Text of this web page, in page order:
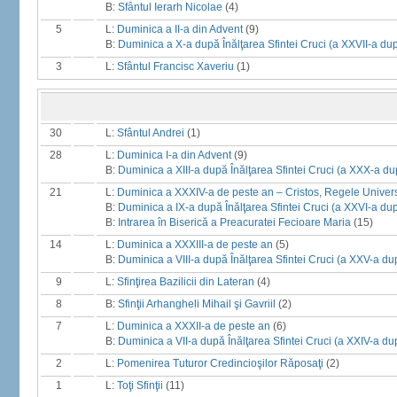
B: Sfântul Ierarh Nicolae (4)
5
L: Duminica a II-a din Advent(9)
B: Duminica a X-a după Înălţarea Sfintei Cruci (a XXVII-a
3
L: Sfântul Francisc Xaveriu (1)
30 L: Sfântul Andrei (1)
28
L: Duminica I-a din Advent(9)
B: Duminica a XIII-a după Înălţarea Sfintei Cruci (a XXX-a
21
L: Duminica a XXXIV-a de peste an – Cristos, Regele
B: Duminica a IX-a după Înălţarea Sfintei Cruci (a XXVI-a
B: Intrarea în Biserică a Preacuratei Fecioare Maria (15)
14
L: Duminica a XXXIII-a de peste an (5)
B: Duminica a VIII-a după Înălţarea Sfintei Cruci (a XXV-a
9
L: Sfinţirea Bazilicii din Lateran (4)
8
B: Sfinţii Arhangheli Mihail şi Gavriil (2)
7
L: Duminica a XXXII-a de peste an (6)
B: Duminica a VII-a după Înălţarea Sfintei Cruci (a XXIV-a
2
L: Pomenirea Tuturor Credincioşilor Răposaţi (2)
1
L: Toţi Sfinţii (11)